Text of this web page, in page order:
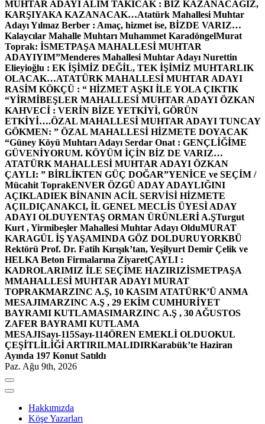
MUHTAR ADAYI ALİM TAKICAK : BİZ KAZANACAĞIZ,
KARŞIYAKA KAZANACAK…Atatürk Mahallesi Muhtar
Adayı Yılmaz Berber : Amaç, hizmet ise, BİZDE VARIZ…
Kalaycılar Mahalle Muhtarı Muhammet KaradöngelMurat
Toprak: İSMETPAŞA MAHALLESİ MUHTAR
ADAYIYIM”Menderes Mahallesi Muhtar Adayı Nurettin
Elieyioğlu : EK İŞİMİZ DEĞİL, TEK İŞİMİZ MUHTARLIK
OLACAK…ATATÜRK MAHALLESİ MUHTAR ADAYI
RASİM KÖKÇÜ : “ HİZMET AŞKI İLE YOLA ÇIKTIK
“YİRMİBEŞLER MAHALLESİ MUHTAR ADAYI ÖZKAN
KAHVECİ : VERİN BİZE YETKİYİ, GÖRÜN
ETKİYİ….ÖZAL MAHALLESİ MUHTAR ADAYI TUNCAY
GÖKMEN: ” ÖZAL MAHALLESİ HİZMETE DOYACAK
“Güney Köyü Muhtarı Adayı Serdar Onat : GENÇLİĞİME
GÜVENİYORUM. KÖYÜM İÇİN BİZ DE VARIZ…
ATATÜRK MAHALLESİ MUHTAR ADAYI ÖZKAN
ÇAYLI: ” BİRLİKTEN GÜÇ DOĞAR”YENİCE ve SEÇİM /
Mücahit ToprakENVER ÖZGÜ ADAY ADAYLIĞINI
AÇIKLADIEK BİNANIN ACİL SERVİSİ HİZMETE
AÇILDIÇANAKCI, İL GENEL MECLİS ÜYESİ ADAY
ADAYI OLDUYENTAŞ ORMAN ÜRÜNLERİ A.ŞTurgut
Kurt , Yirmibeşler Mahallesi Muhtar Adayı OlduMURAT
KARAGÜL İŞ YAŞAMINDA GÖZ DOLDURUYORKBÜ
Rektörü Prof. Dr. Fatih Kırışık’tan, Yeşilyurt Demir Çelik ve
HELKA Beton Firmalarına ZiyaretÇAYLI :
KADROLARIMIZ İLE SEÇİME HAZIRIZİSMETPAŞA
MMAHALLESİ MUHTAR ADAYI MURAT
TOPRAKMARZINC A.Ş, 10 KASIM ATATÜRK’Ü ANMA
MESAJIMARZINC A.Ş , 29 EKİM CUMHURİYET
BAYRAMI KUTLAMASIMARZINC A.Ş , 30 AĞUSTOS
ZAFER BAYRAMI KUTLAMA
MESAJISayı-115Sayı-114ÖREN EMEKLİ OLDUOKUL
ÇEŞİTLİLİĞİ ARTIRILMALIDIRKarabük’te Haziran
Ayında 197 Konut Satıldı
Paz. Ağu 9th, 2026
Hakkımızda
Köşe Yazarları